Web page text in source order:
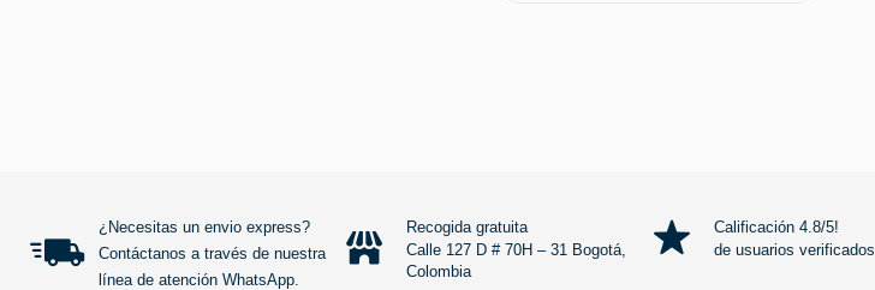
¿Necesitas un envio express?
Contáctanos a través de nuestra
línea de atención WhatsApp.
Recogida gratuita
Calle 127 D # 70H – 31 Bogotá,
Colombia
Calificación 4.8/5!
de usuarios verificados